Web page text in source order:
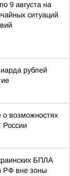
9 августа на
ситуаций
рублей
возможностях
России
БПЛА
РФ вне зоны